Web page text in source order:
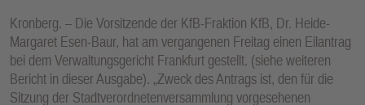
Kronberg. – Die Vorsitzende der KfB-Fraktion KfB, Dr. Heide-
Margaret Esen-Baur, hat am vergangenen Freitag einen Eilantrag
bei dem Verwaltungsgericht Frankfurt gestellt. (siehe weiteren
Bericht in dieser Ausgabe). „Zweck des Antrags ist, den für die
Sitzung der Stadtverordnetenversammlung vorgesehenen
U
N
K
TI